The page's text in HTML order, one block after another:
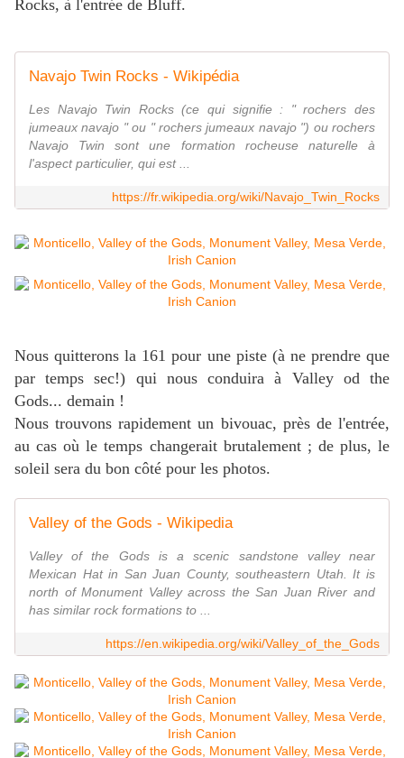
Rocks, à l'entrée de Bluff.
Navajo Twin Rocks - Wikipédia
Les Navajo Twin Rocks (ce qui signifie : " rochers des
jumeaux navajo " ou " rochers jumeaux navajo ") ou rochers
Navajo Twin sont une formation rocheuse naturelle à
l'aspect particulier, qui est ...
https://fr.wikipedia.org/wiki/Navajo_Twin_Rocks
Nous quitterons la 161 pour une piste (à ne prendre que
par temps sec!) qui nous conduira à Valley od the
Gods... demain !
Nous trouvons rapidement un bivouac, près de l'entrée,
au cas où le temps changerait brutalement ; de plus, le
soleil sera du bon côté pour les photos.
Valley of the Gods - Wikipedia
Valley of the Gods is a scenic sandstone valley near
Mexican Hat in San Juan County, southeastern Utah. It is
north of Monument Valley across the San Juan River and
has similar rock formations to ...
https://en.wikipedia.org/wiki/Valley_of_the_Gods